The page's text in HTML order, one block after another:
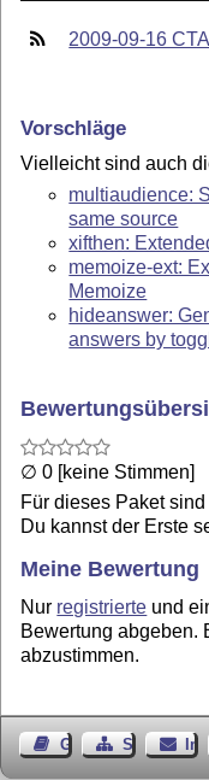
2009-09-16
Vorschläge
Vielleicht sind auch
multiaudience:
same source
xifthen:
memoize-ext:
Memoize
hideanswer:
answers by
∅ 0 [keine Stimmen]
Für dieses Paket
Du kannst der Erste
Meine Bewertung
Nur registrierte und
Bewertung abgeben.
abzustimmen.
GästebuchSeiten-